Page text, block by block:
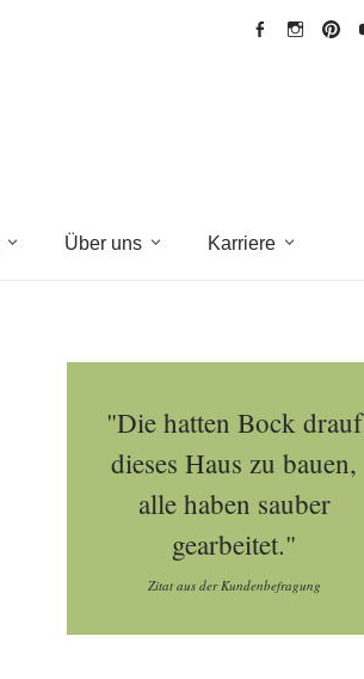
Über uns Karriere
"Die hatten Bock drauf
dieses Haus zu bauen,
alle haben sauber
gearbeitet."
Zitat aus der Kundenbefragung